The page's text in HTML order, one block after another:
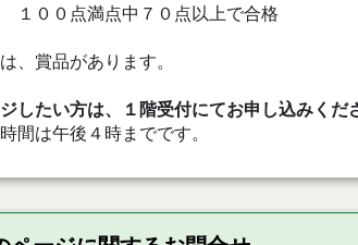
１００点満点中７０点以上で合格
、賞品があります。
したい方は、１階受付にてお申し込みくだ
は午後４時までです。